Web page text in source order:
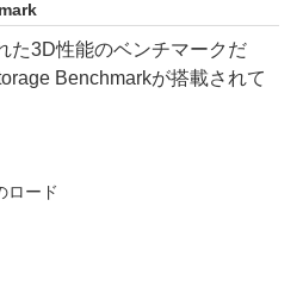
3D性能のベンチマークだ
Benchmarkが搭載されて
ロード